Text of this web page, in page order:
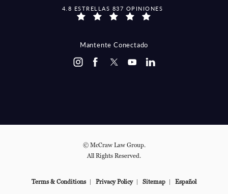
MCCRAW LAW GROUP OPINIONES:
4.8 ESTRELLAS 837 OPINIONES
Mantente Conectado
© McCraw Law Group.
All Rights Reserved.
Terms & Conditions Privacy Policy Sitemap Español